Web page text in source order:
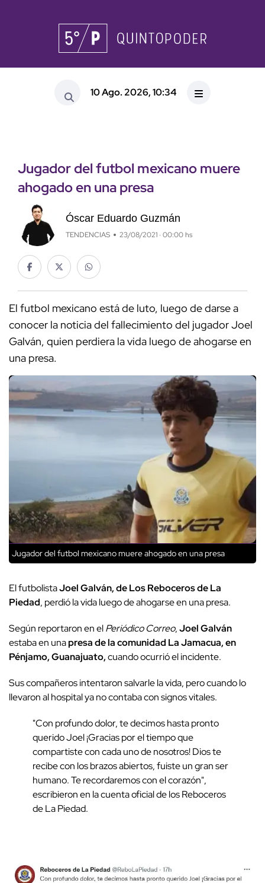
10 Ago. 2026, 10:34
Jugador del futbol mexicano muere
ahogado en una presa
Óscar Eduardo Guzmán
TENDENCIAS 23/08/2021 · 00:00 hs
El futbol mexicano está de luto, luego de darse a
conocer la noticia del fallecimiento del jugador Joel
Galván, quien perdiera la vida luego de ahogarse en
una presa.
Jugador del futbol mexicano muere ahogado en una presa
El futbolistaJoel Galván, de Los Reboceros de La
Piedad, perdió la vida luego de ahogarse en una presa.
Según reportaron en elPeriódico Correo,Joel Galván
estaba en unapresa de la comunidad La Jamacua, en
Pénjamo, Guanajuato,cuando ocurrió el incidente.
Sus compañeros intentaron salvarle la vida, pero cuando lo
llevaron al hospital ya no contaba con signos vitales.
"Con profundo dolor, te decimos hasta pronto
querido Joel ¡Gracias por el tiempo que
compartiste con cada uno de nosotros! Dios te
recibe con los brazos abiertos, fuiste un gran ser
humano. Te recordaremos con el corazón",
escribieron en la cuenta oficial de los Reboceros
de La Piedad.